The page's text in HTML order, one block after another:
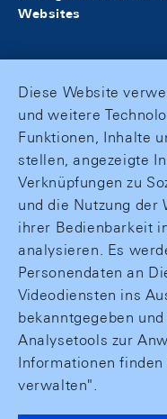
Websites
Diese Website
und weitere
Funktionen, Inhalte
stellen, angezeigte
Verknüpfungen zu
und die Nutzung der
ihrer Bedienbarkeit
analysieren. Es
Personendaten an
Videodiensten ins
bekanntgegeben
Analysetools zur
Informationen
verwalten".